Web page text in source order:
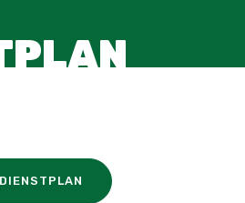
DIENSTPLAN